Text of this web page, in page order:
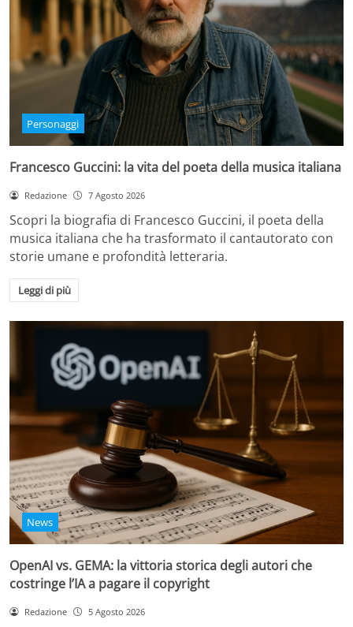
Personaggi
Francesco Guccini: la vita del poeta della musica italiana
Redazione 7 Agosto 2026
Scopri la biografia di Francesco Guccini, il poeta della
musica italiana che ha trasformato il cantautorato con
storie umane e profondità letteraria.
Leggi di più
News
OpenAI vs. GEMA: la vittoria storica degli autori che
costringe l’IA a pagare il copyright
Redazione 5 Agosto 2026